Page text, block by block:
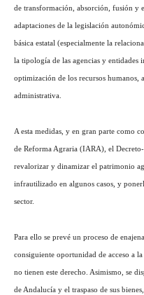
de transformación, absorción, fusión y
adaptaciones de la legislación
básica estatal (especialmente la
la tipología de las agencias y entidades
optimización de los recursos
administrativa.
A esta medidas, y en gran parte como
de Reforma Agraria (IARA), el
revalorizar y dinamizar el patrimonio
infrautilizado en algunos casos, y
sector.
Para ello se prevé un proceso de
consiguiente oportunidad de acceso a
no tienen este derecho. Asimismo, se
de Andalucía y el traspaso de sus